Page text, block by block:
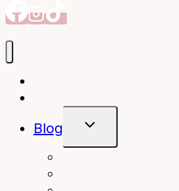
Blog
Untermenü